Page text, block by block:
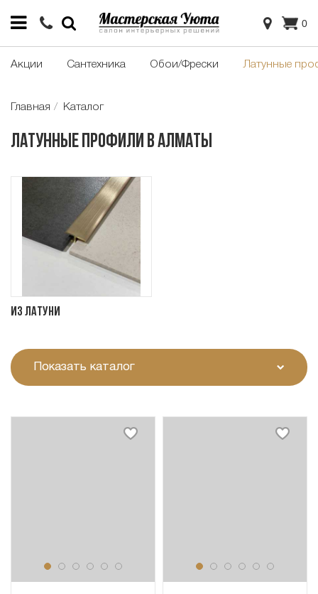
0
Акции Сантехника Обои/Фрески Латунные
Главная Каталог
Латунные профили в Алматы
Из латуни
Показать каталог